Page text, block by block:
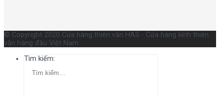
© Copyright 2020 Cửa hàng thiên văn HAS - Cửa hàng kính thiên
văn hàng đầu Việt Nam
Tìm kiếm: